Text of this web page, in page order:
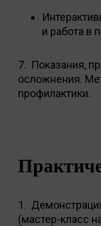
и работа в
7. Показания,
осложнения.
профилактики.
1.
(мастер-класс